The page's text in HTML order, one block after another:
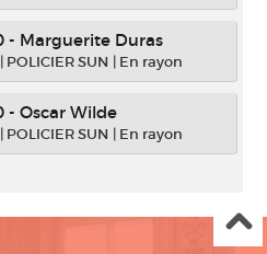
- Marguerite Duras
| POLICIER SUN | En rayon
- Oscar Wilde
| POLICIER SUN | En rayon